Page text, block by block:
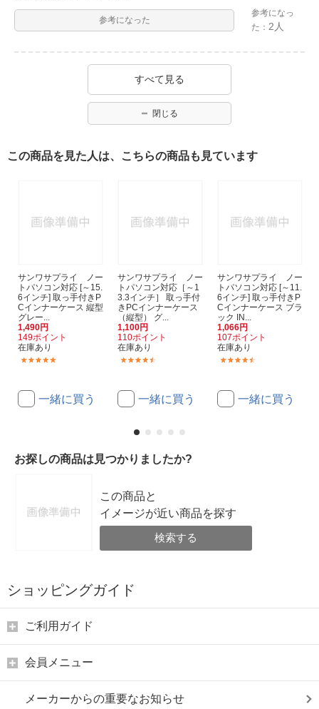
参考になった
参考になっ
た：2人
すべて見る
閉じる
この商品を見た人は、こちらの商品も見ています
サンワサプライ ノー
トパソコン対応 [～15.
6インチ] 取っ手付きP
Cインナーケース 縦型
グレー...
1,490円
149ポイント
在庫あり
一緒に買う
サンワサプライ ノー
トパソコン対応［～1
3.3インチ］ 取っ手付
きPCインナーケース
（縦型） グ...
1,100円
110ポイント
在庫あり
一緒に買う
サンワサプライ ノー
トパソコン対応 [～11.
6インチ] 取っ手付きP
Cインナーケース ブラ
ック IN...
1,066円
107ポイント
在庫あり
一緒に買う
お探しの商品は見つかりましたか?
この商品と
イメージが近い商品を探す
検索する
ショッピングガイド
ご利用ガイド
会員メニュー
メーカーからの重要なお知らせ